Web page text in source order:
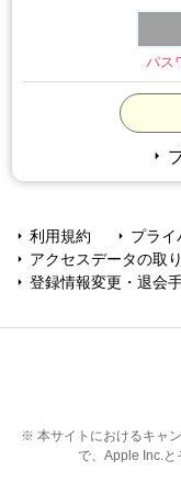
パス
arrow_right
arrow_right 利用規約 arrow_right プライ
arrow_right アクセスデータの取
arrow_right 登録情報変更・退会
※ 本サイトにおけるキャ
で、Apple Inc.と